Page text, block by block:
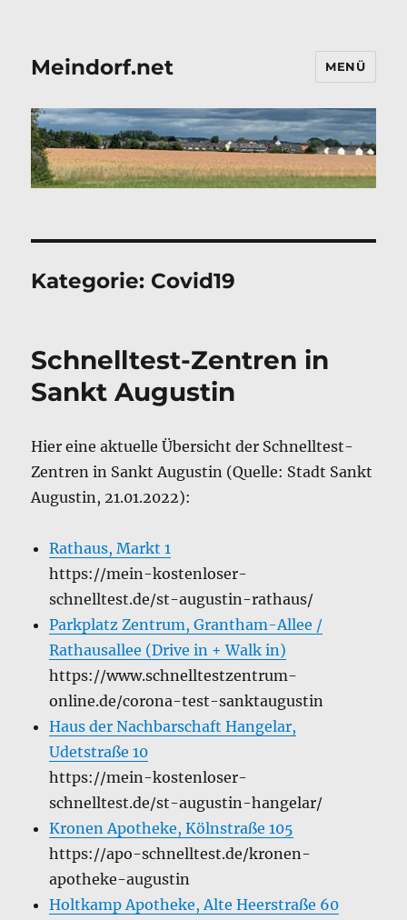
Meindorf.net MENÜ
Kategorie: Covid19
Schnelltest-Zentren in
Sankt Augustin
Hier eine aktuelle Übersicht der Schnelltest-
Zentren in Sankt Augustin (Quelle: Stadt Sankt
Augustin, 21.01.2022):
Rathaus, Markt 1
https://mein-kostenloser-
schnelltest.de/st-augustin-rathaus/
Parkplatz Zentrum, Grantham-Allee /
Rathausallee (Drive in + Walk in)
https://www.schnelltestzentrum-
online.de/corona-test-sanktaugustin
Haus der Nachbarschaft Hangelar,
Udetstraße 10
https://mein-kostenloser-
schnelltest.de/st-augustin-hangelar/
Kronen Apotheke, Kölnstraße 105
https://apo-schnelltest.de/kronen-
apotheke-augustin
Holtkamp Apotheke, Alte Heerstraße 60